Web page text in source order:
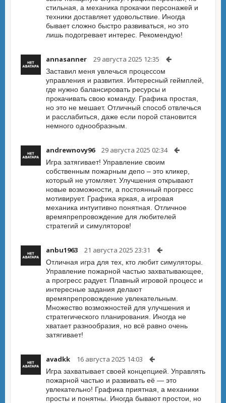
стильная, а механика прокачки персонажей и
техники доставляет удовольствие. Иногда
бывает сложно быстро развиваться, но это
лишь подогревает интерес. Рекомендую!
annasanner 29 августа 2025 12:35
Заставил меня увлечься процессом
управления и развития. Интересный геймплей,
где нужно балансировать ресурсы и
прокачивать свою команду. Графика простая,
но это не мешает. Отличный способ отвлечься
и расслабиться, даже если порой становится
немного однообразным.
andrewnovy96 29 августа 2025 02:34
Игра затягивает! Управление своим
собственным пожарным депо – это кликер,
который не утомляет. Улучшения открывают
новые возможности, а постоянный прогресс
мотивирует. Графика яркая, а игровая
механика интуитивно понятная. Отличное
времяпрепровождение для любителей
стратегий и симуляторов!
anbu1963 21 августа 2025 23:31
Отличная игра для тех, кто любит симуляторы.
Управление пожарной частью захватывающее,
а прогресс радует. Плавный игровой процесс и
интересные задания делают
времяпрепровождение увлекательным.
Множество возможностей для улучшения и
стратегического планирования. Иногда не
хватает разнообразия, но всё равно очень
затягивает!
avadkk 16 августа 2025 14:03
Игра захватывает своей концепцией. Управлять
пожарной частью и развивать её — это
увлекательно! Графика приятная, а механики
просты и понятны. Иногда бывают простои, но